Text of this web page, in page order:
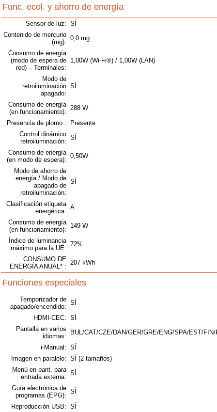
Func. ecol. y ahorro de energía
Sensor de luz: SÍ
Contenido de mercurio
(mg):
0,0 mg
Consumo de energía
(modo de espera de
red) – Terminales:
1,00W (Wi-Fi®) / 1,00W (LAN)
Modo de
retroiluminación
apagado:
SÍ
Consumo de energía
(en funcionamiento):
288 W
Presencia de plomo :
Presente
Control dinámico
retroiluminación:
SÍ
Consumo de energía
(en modo de espera):
0,50W
Modo de ahorro de
energía / Modo de
apagado de
retroiluminación:
SÍ
Clasificación etiqueta
energética:
A
Consumo de energía
(en funcionamiento):
149 W
Índice de luminancia
máximo para la UE:
72%
CONSUMO DE
ENERGÍA ANUAL* :
207 kWh
Funciones especiales
Temporizador de
apagado/encendido:
SÍ
HDMI-CEC: SÍ
Pantalla en varios
idiomas:
BUL/CAT/CZE/DAN/GER/GRE/ENG/SPA/EST/
i-Manual: SÍ
Imagen en paralelo: SÍ (2 tamaños)
Menú en pant. para
entrada externa:
SÍ
Guía electrónica de
programas (EPG):
SÍ
Reproducción USB: SÍ